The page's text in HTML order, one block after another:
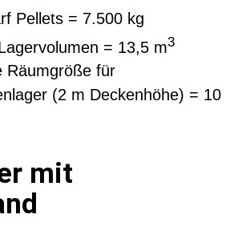
Pellets = 7.500 kg
= 13,5 m3
Räumgröße für
(2 m Deckenhöhe) = 10
mit